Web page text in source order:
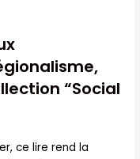
“Social
ce lire rend la